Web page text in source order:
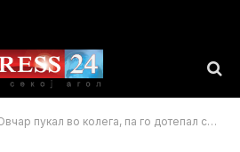
го дотепал со стап во глава поради овци – жртвата е во кома, напаѓачот во бегство